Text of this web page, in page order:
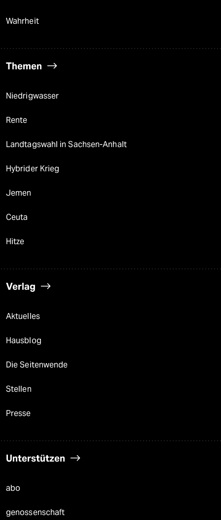
Wahrheit
Themen
Niedrigwasser
Rente
Landtagswahl in Sachsen-Anhalt
Hybrider Krieg
Jemen
Ceuta
Hitze
Verlag
Aktuelles
Hausblog
Die Seitenwende
Stellen
Presse
Unterstützen
abo
genossenschaft